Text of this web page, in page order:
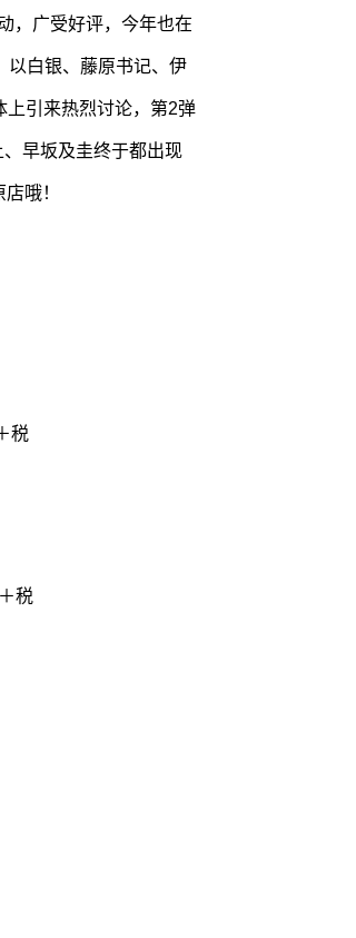
，广受好评，今年也在
以白银、藤原书记、伊
上引来热烈讨论，第2弹
早坂及圭终于都出现
哦！
税
税